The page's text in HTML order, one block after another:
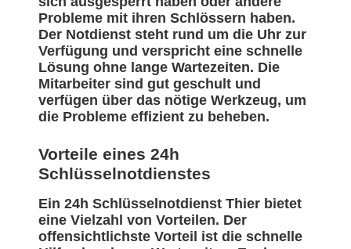
Probleme mit ihren Schlössern haben.
Der Notdienst steht rund um die Uhr zur
Verfügung und verspricht eine schnelle
Lösung ohne lange Wartezeiten. Die
Mitarbeiter sind gut geschult und
verfügen über das nötige Werkzeug, um
die Probleme effizient zu beheben.
Vorteile eines 24h
Schlüsselnotdienstes
Ein 24h Schlüsselnotdienst Thier bietet
eine Vielzahl von Vorteilen. Der
offensichtlichste Vorteil ist die schnelle